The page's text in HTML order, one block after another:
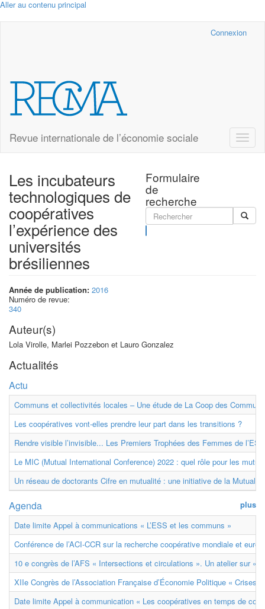
Aller au contenu principal
Connexion
Revue internationale de l’économie sociale
Toggle
Formulaire
de
recherche
Les incubateurs
technologiques de
coopératives
l’expérience des
universités
brésiliennes
Année de publication: 2016
Numéro de revue:
340
Auteur(s)
Lola Virolle, Marlei Pozzebon et Lauro Gonzalez
Actualités
Actu
Communs et collectivités locales – Une étude de La Coop des
Les coopératives vont-elles prendre leur part dans les transitions ?
Rendre visible l’invisible... Les Premiers Trophées des Femmes de
Le MIC (Mutual International Conference) 2022 : quel rôle pour les
Un réseau de doctorants Cifre en mutualité : une initiative de la
plus
Agenda
Date limite Appel à communications « L’ESS et les communs »
Conférence de l’ACI-CCR sur la recherche coopérative mondiale et
10 e congrès de l’AFS « Intersections et circulations ». Un atelier sur «
XIIe Congrès de l’Association Française d’Économie Politique « Crises
Date limite Appel à communication « Les coopératives en temps de